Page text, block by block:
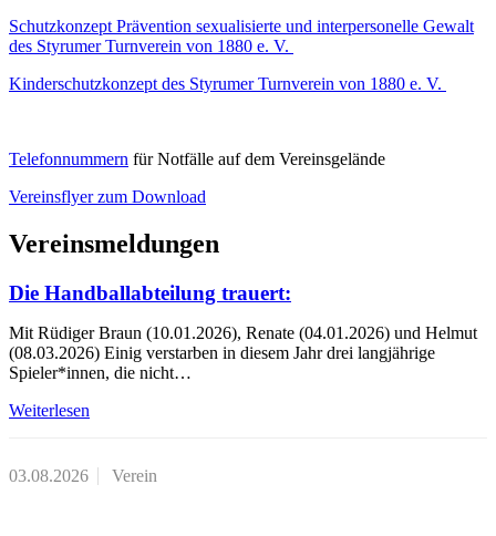
Schutzkonzept Prävention sexualisierte und interpersonelle Gewalt
des Styrumer Turnverein von 1880 e. V.
Kinderschutzkonzept des Styrumer Turnverein von 1880 e. V.
Telefonnummern für Notfälle auf dem Vereinsgelände
Vereinsflyer zum Download
Vereinsmeldungen
Die Handballabteilung trauert:
Mit Rüdiger Braun (10.01.2026), Renate (04.01.2026) und Helmut
(08.03.2026) Einig verstarben in diesem Jahr drei langjährige
Spieler*innen, die nicht…
Weiterlesen
03.08.2026 Verein